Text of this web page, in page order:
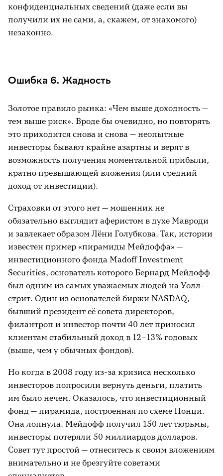
конфиденциальных сведений (даже если вы
получили их не сами, а, скажем, от знакомого)
незаконно.
Ошибка 6. Жадность
Золотое правило рынка: «Чем выше доходность —
тем выше риск». Вроде бы очевидно, но повторять
это приходится снова и снова — неопытные
инвесторы бывают крайне азартны и верят в
возможность получения моментальной прибыли,
кратно превышающей вложения (или средний
доход от инвестиции).
Страховки от этого нет — мошенник не
обязательно выглядит аферистом в духе Мавроди
и завлекает образом Лёни Голубкова. Так, истории
известен пример «пирамиды Мейдоффа» —
инвестиционного фонда Madoff Investment
Securities, основатель которого Бернард Мейдофф
был одним из самых уважаемых людей на Уолл-
стрит. Один из основателей биржи NASDAQ,
бывший президент её совета директоров,
филантроп и инвестор почти 40 лет приносил
клиентам стабильный доход в 12–13% годовых
(выше, чем у обычных фондов).
Но когда в 2008 году из-за кризиса несколько
инвесторов попросили вернуть деньги, платить
им было нечем. Оказалось, что инвестиционный
фонд — пирамида, построенная по схеме Понци.
Она лопнула. Мейдофф получил 150 лет тюрьмы,
инвесторы потеряли 50 миллиардов долларов.
Совет тут простой — отнеситесь к своим вложениям
внимательно и не брезгуйте советами